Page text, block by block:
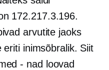
172.217.3.196.
arvutite jaoks
eriti inimsõbralik. Siit
- nad loovad